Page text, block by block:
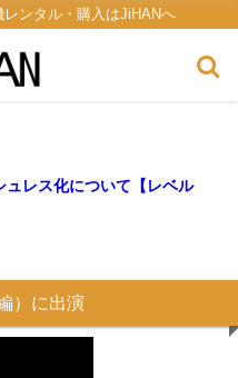
ンタル・購入はJiHANへ
ュレス化について【レベル
）に出演